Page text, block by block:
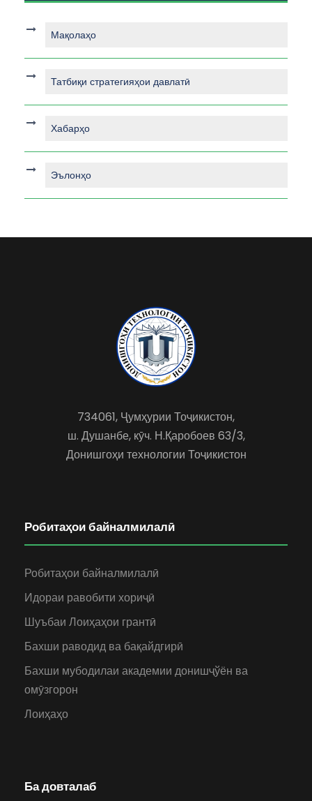
Мақолаҳо
Татбиқи стратегияҳои давлатӣ
Хабарҳо
Эълонҳо
734061, Ҷумҳурии Тоҷикистон,
ш. Душанбе, кӯч. Н.Қаробоев 63/3,
Донишгоҳи технологии Тоҷикистон
Робитаҳои байналмилалӣ
Робитаҳои байналмилалӣ
Идораи равобити хориҷӣ
Шуъбаи Лоиҳаҳои грантӣ
Бахши раводид ва бақайдгирӣ
Бахши мубодилаи академии донишҷўён ва
омӯзгорон
Лоиҳаҳо
Ба довталаб